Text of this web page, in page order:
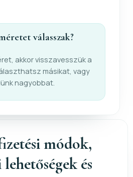
válasszak?
akkor visszavesszük a
másikat, vagy
nagyobbat.
módok,
és